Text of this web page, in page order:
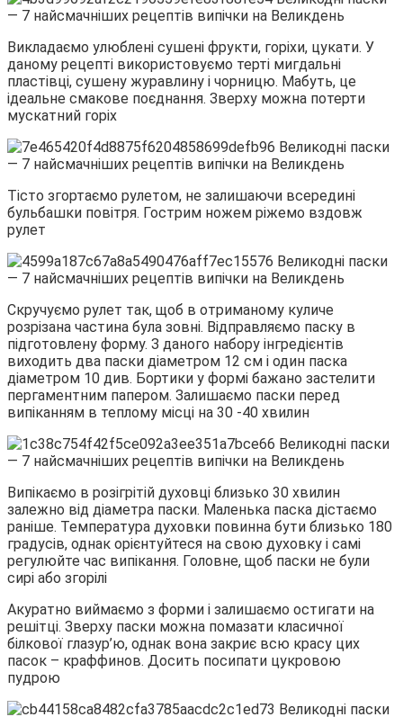
Викладаємо улюблені сушені фрукти, горіхи, цукати. У
даному рецепті використовуємо терті мигдальні
пластівці, сушену журавлину і чорницю. Мабуть, це
ідеальне смакове поєднання. Зверху можна потерти
мускатний горіх
Тісто згортаємо рулетом, не залишаючи всередині
бульбашки повітря. Гострим ножем ріжемо вздовж
рулет
Скручуємо рулет так, щоб в отриманому куличе
розрізана частина була зовні. Відправляємо паску в
підготовлену форму. З даного набору інгредієнтів
виходить два паски діаметром 12 см і один паска
діаметром 10 див. Бортики у формі бажано застелити
пергаментним папером. Залишаємо паски перед
випіканням в теплому місці на 30 -40 хвилин
Випікаємо в розігрітій духовці близько 30 хвилин
залежно від діаметра паски. Маленька паска дістаємо
раніше. Температура духовки повинна бути близько 180
градусів, однак орієнтуйтеся на свою духовку і самі
регулюйте час випікання. Головне, щоб паски не були
сирі або згорілі
Акуратно виймаємо з форми і залишаємо остигати на
решітці. Зверху паски можна помазати класичної
білкової глазур’ю, однак вона закриє всю красу цих
пасок – краффинов. Досить посипати цукровою
пудрою